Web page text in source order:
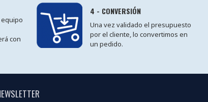
con
4 - CONVERSIÓN
Una vez validado el presupuesto
por el cliente, lo convertimos en
un pedido.